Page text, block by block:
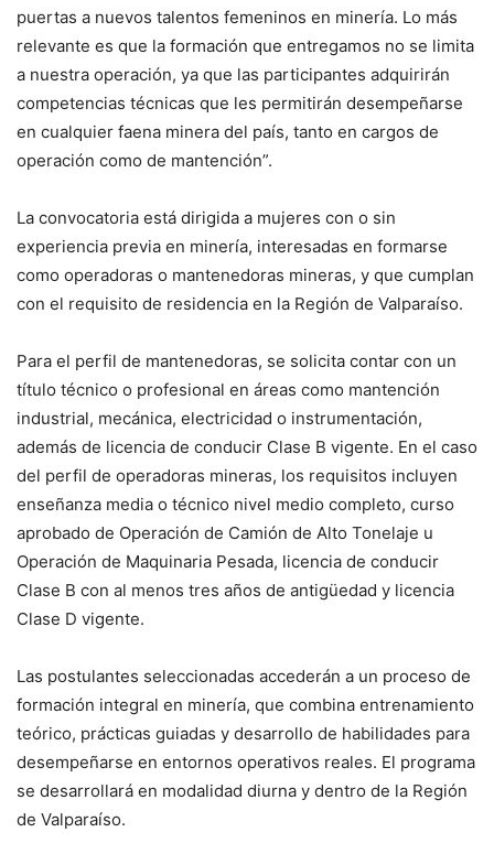
puertas a nuevos talentos femeninos en minería. Lo más
relevante es que la formación que entregamos no se limita
a nuestra operación, ya que las participantes adquirirán
competencias técnicas que les permitirán desempeñarse
en cualquier faena minera del país, tanto en cargos de
operación como de mantención”.
La convocatoria está dirigida a mujeres con o sin
experiencia previa en minería, interesadas en formarse
como operadoras o mantenedoras mineras, y que cumplan
con el requisito de residencia en la Región de Valparaíso.
Para el perfil de mantenedoras, se solicita contar con un
título técnico o profesional en áreas como mantención
industrial, mecánica, electricidad o instrumentación,
además de licencia de conducir Clase B vigente. En el caso
del perfil de operadoras mineras, los requisitos incluyen
enseñanza media o técnico nivel medio completo, curso
aprobado de Operación de Camión de Alto Tonelaje u
Operación de Maquinaria Pesada, licencia de conducir
Clase B con al menos tres años de antigüedad y licencia
Clase D vigente.
Las postulantes seleccionadas accederán a un proceso de
formación integral en minería, que combina entrenamiento
teórico, prácticas guiadas y desarrollo de habilidades para
desempeñarse en entornos operativos reales. El programa
se desarrollará en modalidad diurna y dentro de la Región
de Valparaíso.